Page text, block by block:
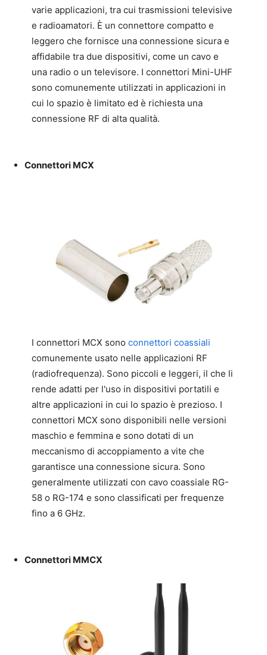
varie applicazioni, tra cui trasmissioni televisive
e radioamatori. È un connettore compatto e
leggero che fornisce una connessione sicura e
affidabile tra due dispositivi, come un cavo e
una radio o un televisore. I connettori Mini-UHF
sono comunemente utilizzati in applicazioni in
cui lo spazio è limitato ed è richiesta una
connessione RF di alta qualità.
Connettori MCX
I connettori MCX sono connettori coassiali
comunemente usato nelle applicazioni RF
(radiofrequenza). Sono piccoli e leggeri, il che li
rende adatti per l'uso in dispositivi portatili e
altre applicazioni in cui lo spazio è prezioso. I
connettori MCX sono disponibili nelle versioni
maschio e femmina e sono dotati di un
meccanismo di accoppiamento a vite che
garantisce una connessione sicura. Sono
generalmente utilizzati con cavo coassiale RG-
58 o RG-174 e sono classificati per frequenze
fino a 6 GHz.
Connettori MMCX